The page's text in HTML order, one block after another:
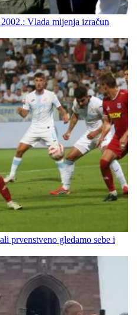
Vlada mijenja izračun
prvenstveno gledamo sebe i